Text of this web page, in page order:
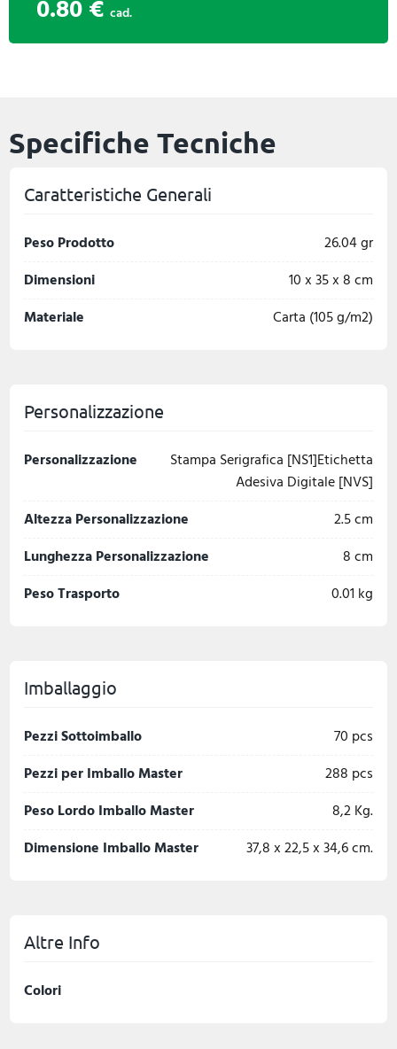
0.80 € cad.
Specifiche Tecniche
Caratteristiche Generali
Peso Prodotto
26.04 gr
Dimensioni
10 x 35 x 8 cm
Materiale
Carta (105 g/m2)
Personalizzazione
Personalizzazione
Stampa Serigrafica [NS1]Etichetta
Adesiva Digitale [NVS]
Altezza Personalizzazione
2.5 cm
Lunghezza Personalizzazione
8 cm
Peso Trasporto
0.01 kg
Imballaggio
Pezzi Sottoimballo
70 pcs
Pezzi per Imballo Master
288 pcs
Peso Lordo Imballo Master
8,2 Kg.
Dimensione Imballo Master
37,8 x 22,5 x 34,6 cm.
Altre Info
Colori